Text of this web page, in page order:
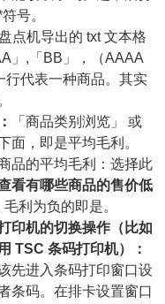
号。
点机导出的 txt 文本格
」,「BB」，（AAAA
行代表一种商品。其实
「商品类别浏览」 或
面，即是平均毛利。
品的平均毛利：选择此
看有哪些商品的售价低
利为负的即是。
印机的切换操作（比如
TSC 条码打印机）：
先进入条码打印窗口设
条码。在排卡设置窗口